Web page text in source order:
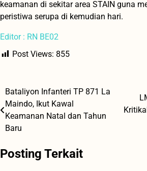
keamanan di sekitar area STAIN guna
peristiwa serupa di kemudian hari.
Editor : RN BE02
Post Views: 855
Navigasi
pos
Bataliyon Infanteri TP 871 La
Maindo, Ikut Kawal
Keamanan Natal dan Tahun
Baru
Posting Terkait